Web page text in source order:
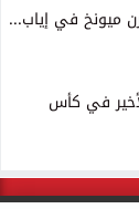
ميونخ في إياب...
في كأس